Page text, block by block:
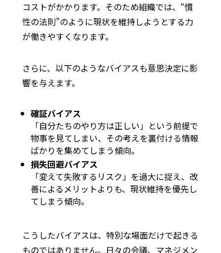
コストがかかります。そのため組織では、“慣
性の法則”のように現状を維持しようとする力
が働きやすくなります。
さらに、以下のようなバイアスも意思決定に影
響を与えます。
確証バイアス
「自分たちのやり方は正しい」という前提で
物事を見てしまい、その考えを裏付ける情報
ばかりを集めてしまう傾向。
損失回避バイアス
「変えて失敗するリスク」を過大に捉え、改
善によるメリットよりも、現状維持を優先し
てしまう傾向。
こうしたバイアスは、特別な場面だけで起きる
ものではありません。日々の会議、マネジメン